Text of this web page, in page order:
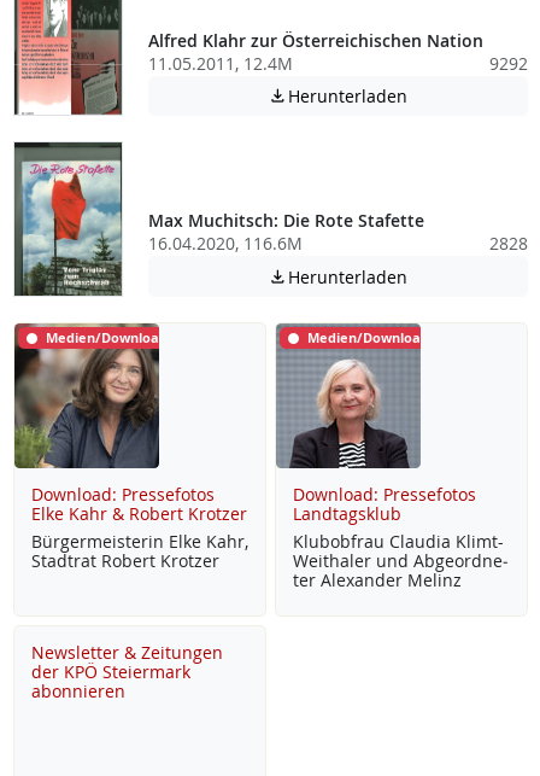
Alfred Klahr zur Österreichischen Nation
11.05.2011, 12.4M
9292
 Herunterladen
Max Muchitsch: Die Rote Stafette
16.04.2020, 116.6M
2828
 Herunterladen
Medien/Download
Download: Pressefotos
Elke Kahr & Robert Krotzer
Bür­ger­meis­te­rin El­ke Kahr,
Stadt­rat Robert Krot­zer
Medien/Download
Download: Pressefotos
Landtagsklub
Klu­b­ob­frau Clau­dia Klimt-
Weitha­ler und Ab­ge­ord­ne­
ter Alex­an­der Me­linz
Newsletter & Zeitungen
der KPÖ Steiermark
abonnieren